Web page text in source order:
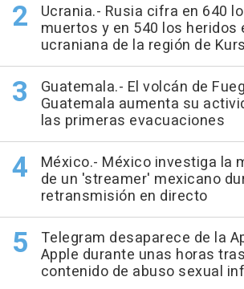
Ucrania.- Rusia cifra en 640
muertos y en 540 los heridos
ucraniana de la región de
Guatemala.- El volcán de
Guatemala aumenta su
las primeras evacuaciones
México.- México investiga la
de un 'streamer' mexicano
retransmisión en directo
Telegram desaparece de la
Apple durante unas horas
contenido de abuso sexual